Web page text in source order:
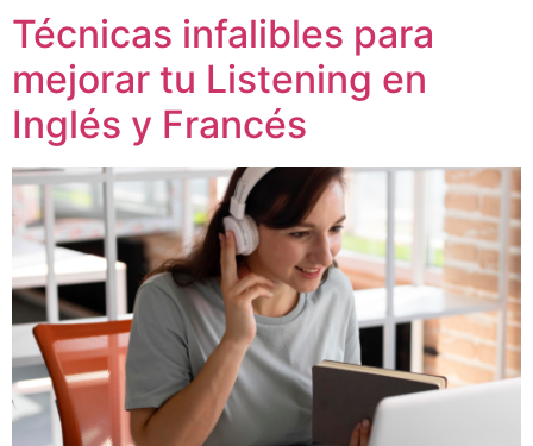
Técnicas infalibles para
mejorar tu Listening en
Inglés y Francés